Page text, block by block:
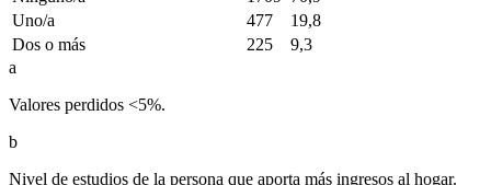
Uno/a
477
19,8
Dos o más
225
9,3
a
Valores perdidos <5%.
b
Nivel de estudios de la persona que aporta más ingresos al hogar.